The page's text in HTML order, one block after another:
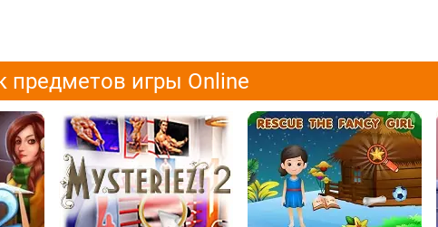
предметов игры Online